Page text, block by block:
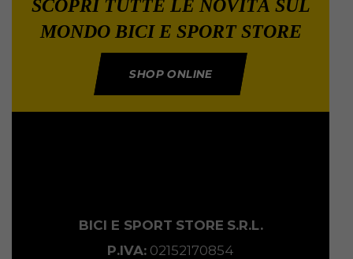
SCOPRI TUTTE LE NOVITÀ SUL
MONDO BICI E SPORT STORE
SHOP ONLINE
BICI E SPORT STORE S.R.L.
P.IVA: 02152170854